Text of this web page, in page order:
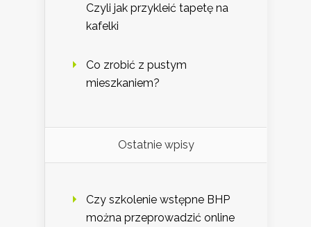
Czyli jak przykleić tapetę na
kafelki
Co zrobić z pustym
mieszkaniem?
Ostatnie wpisy
Czy szkolenie wstępne BHP
można przeprowadzić online